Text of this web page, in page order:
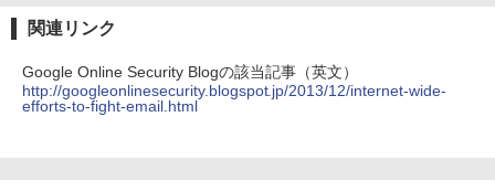
関連リンク
Google Online Security Blogの該当記事（英文）
http://googleonlinesecurity.blogspot.jp/2013/12/internet-wide-
efforts-to-fight-email.html